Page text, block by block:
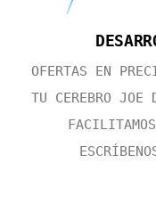
OFERTAS EN
TU CEREBRO JOE